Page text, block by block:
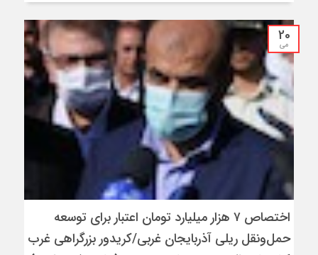
20
می
اختصاص ۷ هزار میلیارد تومان اعتبار برای توسعه
حمل‌و‌نقل ریلی آذربایجان غربی/کریدور بزرگراهی غرب